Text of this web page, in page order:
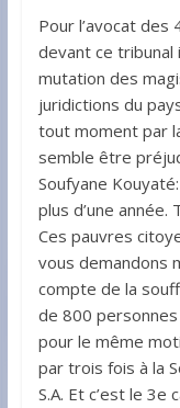
Pour l’avocat des
devant ce tribunal
mutation des
juridictions du
tout moment par
semble être
Soufyane
plus d’une
Ces pauvres
vous demandons
compte de la
de 800
pour le même
par trois fois à la
S.A. Et c’est le 3e